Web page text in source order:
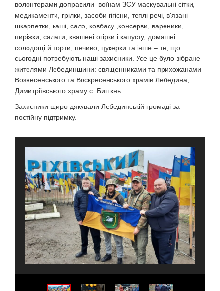
волонтерами доправили воїнам ЗСУ маскувальні сітки,
медикаменти, грілки, засоби гігієни, теплі речі, в'язані
шкарпетки, каші, сало, ковбасу ,консерви, вареники,
пиріжки, салати, квашені огірки і капусту, домашні
солодощі й торти, печиво, цукерки та інше – те, що
сьогодні потребують наші захисники. Усе це було зібране
жителями Лебединщини: священниками та прихожанами
Вознесенського та Воскресенського храмів Лебедина,
Димитріївського храму с. Бишкнь.
Захисники щиро дякували Лебединській громаді за
постійну підтримку.